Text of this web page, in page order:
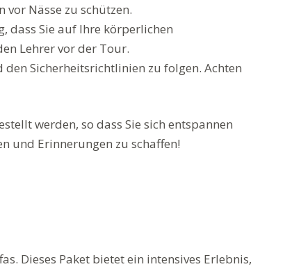
Nässe zu schützen.
dass Sie auf Ihre körperlichen
Lehrer vor der Tour.
Sicherheitsrichtlinien zu folgen. Achten
werden, so dass Sie sich entspannen
und Erinnerungen zu schaffen!
Dieses Paket bietet ein intensives Erlebnis,